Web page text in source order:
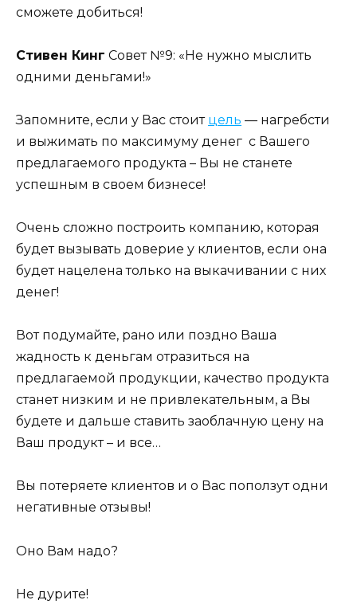
сможете добиться!
Стивен Кинг Совет №9: «Не нужно мыслить
одними деньгами!»
Запомните, если у Вас стоит цель — нагребсти
и выжимать по максимуму денег с Вашего
предлагаемого продукта – Вы не станете
успешным в своем бизнесе!
Очень сложно построить компанию, которая
будет вызывать доверие у клиентов, если она
будет нацелена только на выкачивании с них
денег!
Вот подумайте, рано или поздно Ваша
жадность к деньгам отразиться на
предлагаемой продукции, качество продукта
станет низким и не привлекательным, а Вы
будете и дальше ставить заоблачную цену на
Ваш продукт – и все…
Вы потеряете клиентов и о Вас поползут одни
негативные отзывы!
Оно Вам надо?
Не дурите!